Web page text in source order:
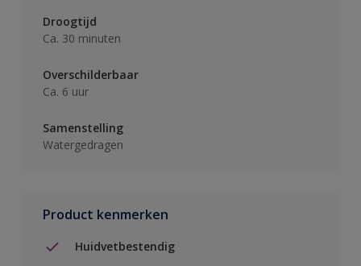
Droogtijd
Ca. 30 minuten
Overschilderbaar
Ca. 6 uur
Samenstelling
Watergedragen
Product kenmerken
Huidvetbestendig